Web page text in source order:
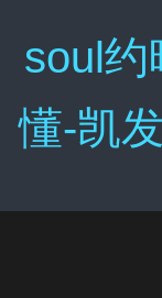
soul约
懂-凯